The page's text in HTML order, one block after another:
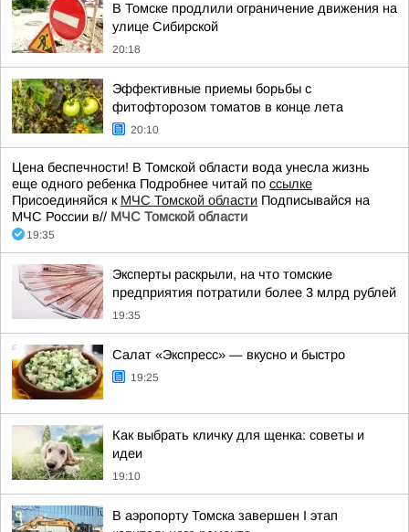
В Томске продлили ограничение движения на
улице Сибирской
20:18
Эффективные приемы борьбы с
фитофторозом томатов в конце лета
20:10
Цена беспечности! В Томской области вода унесла жизнь
еще одного ребенка Подробнее читай по ссылке
Присоединяйся к МЧС Томской области Подписывайся на
МЧС России в// МЧС Томской области
19:35
Эксперты раскрыли, на что томские
предприятия потратили более 3 млрд рублей
19:35
Салат «Экспресс» — вкусно и быстро
19:25
Как выбрать кличку для щенка: советы и
идеи
19:10
В аэропорту Томска завершен I этап